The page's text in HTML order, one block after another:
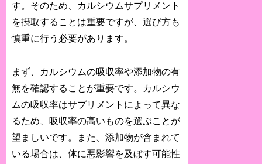
す。そのため、カルシウムサプリメント
を摂取することは重要ですが、選び方も
慎重に行う必要があります。
まず、カルシウムの吸収率や添加物の有
無を確認することが重要です。カルシウ
ムの吸収率はサプリメントによって異な
るため、吸収率の高いものを選ぶことが
望ましいです。また、添加物が含まれて
いる場合は、体に悪影響を及ぼす可能性